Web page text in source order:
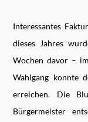
Interessantes
dieses Jahres
Wochen davor –
Wahlgang konnte
erreichen. Die
Bürgermeister